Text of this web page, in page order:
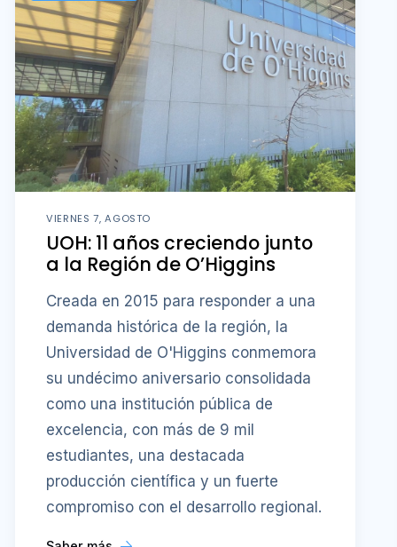
VIERNES 7, AGOSTO
UOH: 11 años creciendo junto
a la Región de O’Higgins
Creada en 2015 para responder a una
demanda histórica de la región, la
Universidad de O'Higgins conmemora
su undécimo aniversario consolidada
como una institución pública de
excelencia, con más de 9 mil
estudiantes, una destacada
producción científica y un fuerte
compromiso con el desarrollo regional.